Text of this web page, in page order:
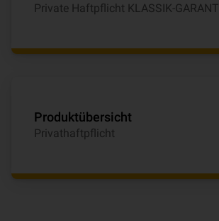
Private Haftpflicht KLASSIK-GARANT
Produktübersicht
Privathaftpflicht